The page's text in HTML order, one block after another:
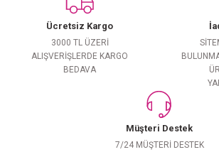
Ücretsiz Kargo
3000 TL ÜZERİ
ALIŞVERİŞLERDE KARGO
BEDAVA
Müşteri Destek
7/24 MÜŞTERİ DESTEK